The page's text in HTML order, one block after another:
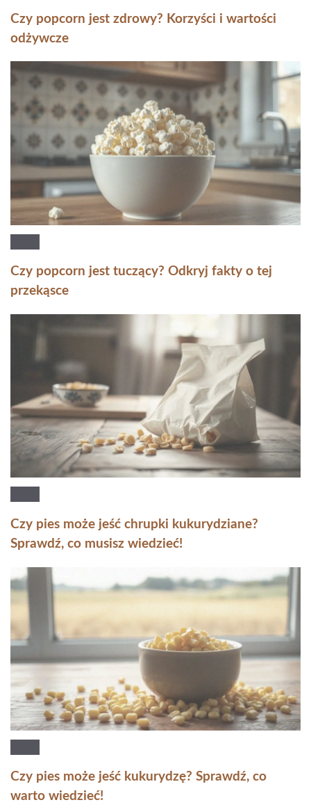
Czy popcorn jest zdrowy? Korzyści i wartości
odżywcze
Czy popcorn jest tuczący? Odkryj fakty o tej
przekąsce
Czy pies może jeść chrupki kukurydziane?
Sprawdź, co musisz wiedzieć!
Czy pies może jeść kukurydzę? Sprawdź, co
warto wiedzieć!